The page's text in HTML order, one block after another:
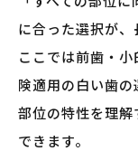
に合った選択が、
ここでは前歯・
険適用の白い歯の
部位の特性を理
できます。